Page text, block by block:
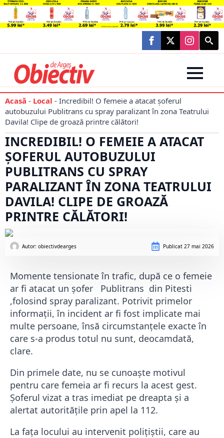
Search
for:
Acasă - Local - Incredibil! O femeie a atacat șoferul
autobuzului Publitrans cu spray paralizant în zona Teatrului
Davila! Clipe de groază printre călători!
INCREDIBIL! O FEMEIE A ATACAT
ȘOFERUL AUTOBUZULUI
PUBLITRANS CU SPRAY
PARALIZANT ÎN ZONA TEATRULUI
DAVILA! CLIPE DE GROAZĂ
PRINTRE CĂLĂTORI!
Autor: obiectivdearges Publicat 27 mai 2026
Momente tensionate în trafic, după ce o femeie
ar fi atacat un șofer Publitrans din Pitesti
,folosind spray paralizant. Potrivit primelor
informații, în incident ar fi fost implicate mai
multe persoane, însă circumstanțele exacte în
care s-a produs totul nu sunt, deocamdată,
clare.
Din primele date, nu se cunoaște motivul
pentru care femeia ar fi recurs la acest gest.
Șoferul vizat a tras imediat pe dreapta și a
alertat autoritățile prin apel la 112.
La fața locului au intervenit polițiștii, care au